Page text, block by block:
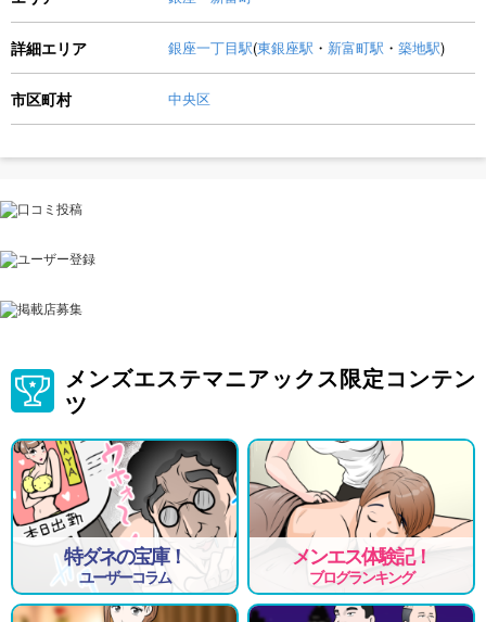
詳細エリア 銀座一丁目駅(東銀座駅 ・ 新富町駅 ・ 築地駅)
市区町村 中央区
メンズエステマニアックス限定コンテン
ツ
特ダネの宝庫！
ユーザーコラム
メンエス体験記！
ブログランキング